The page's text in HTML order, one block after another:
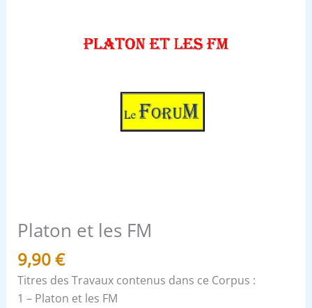
Platon et les FM
9,90€
Titres des Travaux contenus dans ce Corpus :
1 – Platon et les FM